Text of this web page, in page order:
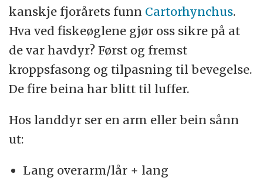
kanskje fjorårets funn Cartorhynchus.
Hva ved fiskeøglene gjør oss sikre på at
de var havdyr? Først og fremst
kroppsfasong og tilpasning til bevegelse.
De fire beina har blitt til luffer.
Hos landdyr ser en arm eller bein sånn
ut:
Lang overarm/lår + lang